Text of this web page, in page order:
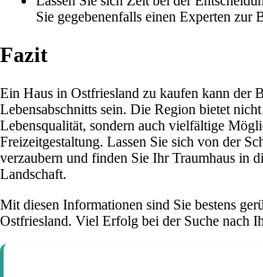
Sie gegebenenfalls einen Experten zur
Fazit
Ein Haus in Ostfriesland zu kaufen kann der
Lebensabschnitts sein. Die Region bietet
Lebensqualität, sondern auch vielfältige
Freizeitgestaltung. Lassen Sie sich von der
verzaubern und finden Sie Ihr Traumhaus in
Landschaft.
Mit diesen Informationen sind Sie bestens
Ostfriesland. Viel Erfolg bei der Suche nach